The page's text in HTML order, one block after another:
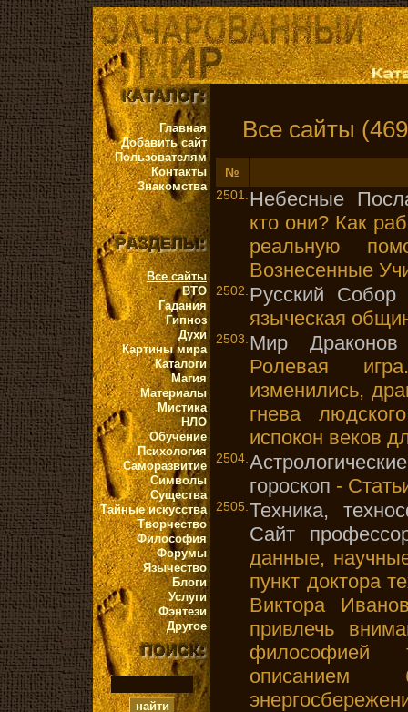
Главная
Добавить сайт
Пользователям
Контакты
Знакомства
Все сайты
ВТО
Гадания
Гипноз
Духи
Картины мира
Каталоги
Магия
Материалы
Мистика
НЛО
Обучение
Психология
Саморазвитие
Символы
Существа
Тайные искусства
Творчество
Философия
Форумы
Язычество
Блоги
Услуги
Фэнтези
Другое
Все сайты
№
2501. Небесные
кто они? Как
реальную
Вознесенные
2502. Русский Собор
языческая
2503. Мир
Ролевая
изменились,
гнева
испокон веков
2504.
гороскоп -
2505. Техника,
Сайт
данные,
пункт доктора
Виктора
привлечь
философией